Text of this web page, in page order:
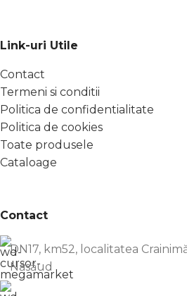
Link-uri Utile
Contact
Termeni si conditii
Politica de confidentialitate
Politica de cookies
Toate produsele
Cataloage
Contact
DN17, km52, localitatea
Năsăud